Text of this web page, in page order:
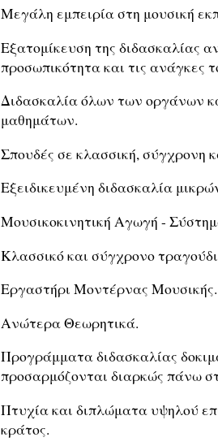
Μεγάλη εμπειρία στη μουσική
Εξατομίκευση της διδασκαλίας
προσωπικότητα και τις ανάγκες
Διδασκαλία όλων των οργάνων
μαθημάτων.
Σπουδές σε κλασσική, σύγχρονη
Εξειδικευμένη διδασκαλία
Μουσικοκινητική Αγωγή -
Κλασσικό και σύγχρονο
Εργαστήρι Μοντέρνας Μουσικής.
Ανώτερα Θεωρητικά.
Προγράμματα διδασκαλίας
προσαρμόζονται διαρκώς πάνω
Πτυχία και διπλώματα υψηλού
κράτος.